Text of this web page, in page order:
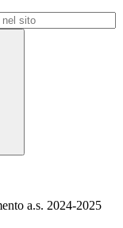
a.s. 2024-2025